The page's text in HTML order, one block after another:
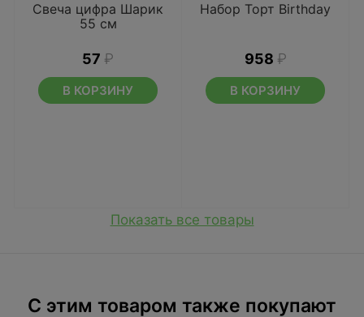
Свеча цифра Шарик
55 см
57 ₽
В КОРЗИНУ
Набор Торт Birthday
958 ₽
В КОРЗИНУ
Показать все товары
C этим товаром также покупают